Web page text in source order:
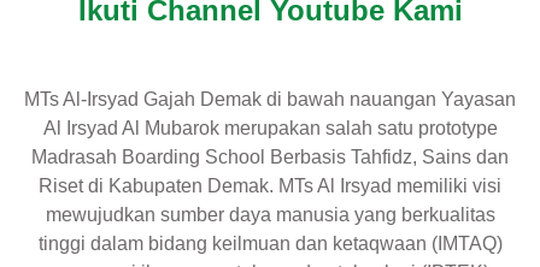
Ikuti Channel Youtube Kami
MTs Al-Irsyad Gajah Demak di bawah nauangan Yayasan
Al Irsyad Al Mubarok merupakan salah satu prototype
Madrasah Boarding School Berbasis Tahfidz, Sains dan
Riset di Kabupaten Demak. MTs Al Irsyad memiliki visi
mewujudkan sumber daya manusia yang berkualitas
tinggi dalam bidang keilmuan dan ketaqwaan (IMTAQ)